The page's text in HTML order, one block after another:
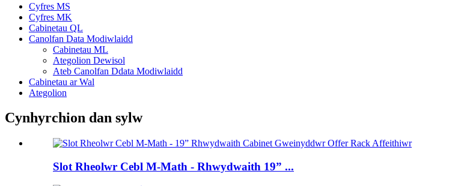
Cyfres MS
Cyfres MK
Cabinetau QL
Canolfan Data Modiwlaidd
Cabinetau ML
Ategolion Dewisol
Ateb Canolfan Ddata Modiwlaidd
Cabinetau ar Wal
Ategolion
Cynhyrchion dan sylw
Slot Rheolwr Cebl M-Math - Rhwydwaith 19” ...